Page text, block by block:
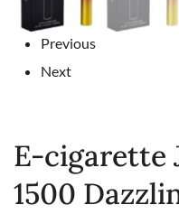
Previous
Next
E-cigarette
1500